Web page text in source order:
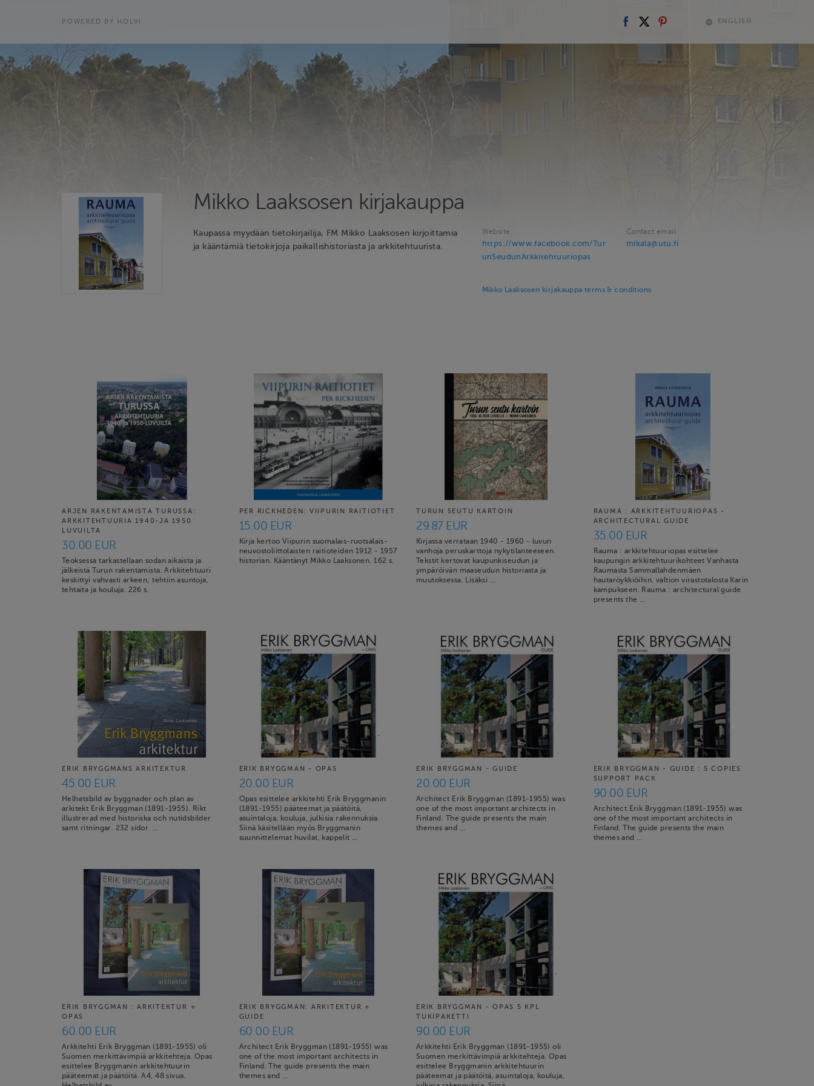
POWERED BY HOLVI ENGLISH
Mikko Laaksosen kirjakauppa
Kaupassa myydään tietokirjailija, FM Mikko Laaksosen kirjoittamia
ja kääntämiä tietokirjoja paikallishistoriasta ja arkkitehtuurista.
Website
https://www.facebook.com/Tur
unSeudunArkkitehtuuriopas
Contact email
mikala@utu.fi
Mikko Laaksosen kirjakauppa terms & conditions
ARJEN RAKENTAMISTA TURUSSA:
ARKKITEHTUURIA 1940-JA 1950
LUVUILTA
30.00 EUR
Teoksessa tarkastellaan sodan aikaista ja
jälkeistä Turun rakentamista. Arkkitehtuuri
keskittyi vahvasti arkeen; tehtiin asuntoja,
tehtaita ja kouluja. 226 s.
PER RICKHEDEN: VIIPURIN RAITIOTIET
15.00 EUR
Kirja kertoo Viipurin suomalais-ruotsalais-
neuvostoliittolaisten raitioteiden 1912 - 1957
historian. Kääntänyt Mikko Laaksonen. 162 s.
TURUN SEUTU KARTOIN
29.87 EUR
Kirjassa verrataan 1940 - 1960 - luvun
vanhoja peruskarttoja nykytilanteeseen.
Tekstit kertovat kaupunkiseudun ja
ympäröivän maaseudun historiasta ja
muutoksessa. Lisäksi …
RAUMA : ARKKITEHTUURIOPAS -
ARCHITECTURAL GUIDE
35.00 EUR
Rauma : arkkitehtuuriopas esittelee
kaupungin arkkitehtuurikohteet Vanhasta
Raumasta Sammallahdenmäen
hautaröykkiöihin, valtion virastotalosta Karin
kampukseen. Rauma : architectural guide
presents the …
ERIK BRYGGMANS ARKITEKTUR
45.00 EUR
Helhetsbild av byggnader och plan av
arkitekt Erik Bryggman (1891-1955). Rikt
illustrerad med historiska och nutidsbilder
samt ritningar. 232 sidor. …
ERIK BRYGGMAN - OPAS
20.00 EUR
Opas esittelee arkkitehti Erik Bryggmanin
(1891-1955) pääteemat ja päätöitä,
asuintaloja, kouluja, julkisia rakennuksia.
Siinä käsitellään myös Bryggmanin
suunnittelemat huvilat, kappelit …
ERIK BRYGGMAN - GUIDE
20.00 EUR
Architect Erik Bryggman (1891-1955) was
one of the most important architects in
Finland. The guide presents the main
themes and …
ERIK BRYGGMAN - GUIDE : 5 COPIES
SUPPORT PACK
90.00 EUR
Architect Erik Bryggman (1891-1955) was
one of the most important architects in
Finland. The guide presents the main
themes and …
ERIK BRYGGMAN : ARKITEKTUR +
OPAS
60.00 EUR
Arkkitehti Erik Bryggman (1891-1955) oli
Suomen merkittävimpiä arkkitehteja. Opas
esittelee Bryggmanin arkkitehtuurin
pääteemat ja päätöitä. A4, 48 sivua.
ERIK BRYGGMAN: ARKITEKTUR +
GUIDE
60.00 EUR
Architect Erik Bryggman (1891-1955) was
one of the most important architects in
Finland. The guide presents the main
themes and …
ERIK BRYGGMAN - OPAS 5 KPL
TUKIPAKETTI
90.00 EUR
Arkkitehti Erik Bryggman (1891-1955) oli
Suomen merkittävimpiä arkkitehteja. Opas
esittelee Bryggmanin arkkitehtuurin
pääteemat ja päätöitä, asuintaloja, kouluja,